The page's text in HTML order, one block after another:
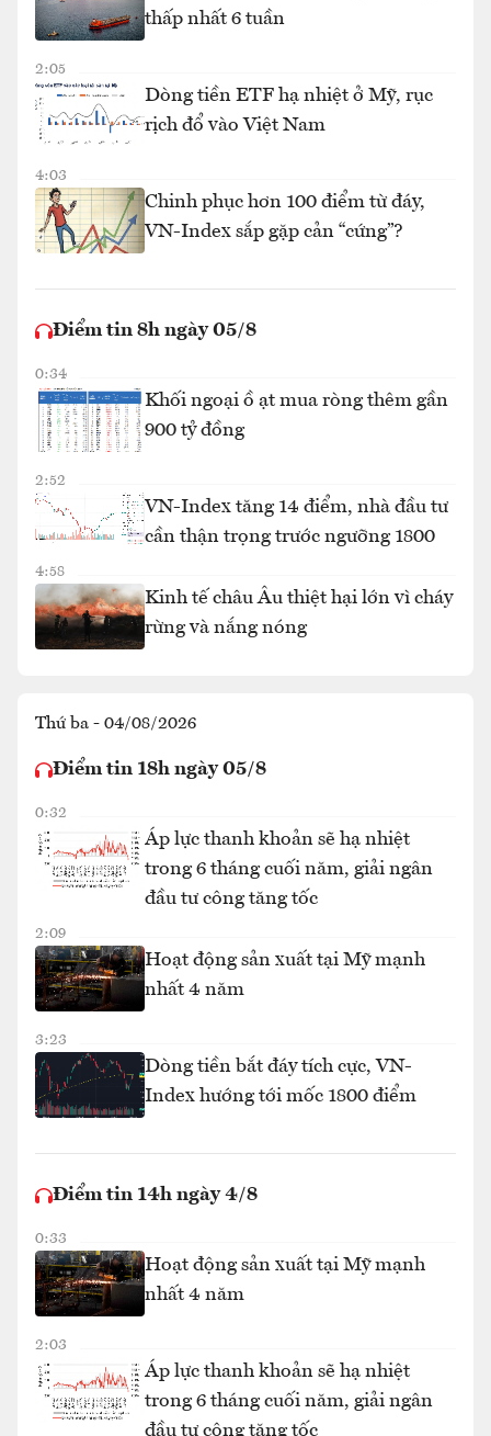
thấp nhất 6 tuần
2:05
Dòng tiền ETF hạ nhiệt ở Mỹ, rục
rịch đổ vào Việt Nam
4:03
Chinh phục hơn 100 điểm từ đáy,
VN-Index sắp gặp cản “cứng”?
Điểm tin 8h ngày 05/8
0:34
Khối ngoại ồ ạt mua ròng thêm gần
900 tỷ đồng
2:52
VN-Index tăng 14 điểm, nhà đầu tư
cần thận trọng trước ngưỡng 1800
4:58
Kinh tế châu Âu thiệt hại lớn vì cháy
rừng và nắng nóng
Thứ ba - 04/08/2026
Điểm tin 18h ngày 05/8
0:32
Áp lực thanh khoản sẽ hạ nhiệt
trong 6 tháng cuối năm, giải ngân
đầu tư công tăng tốc
2:09
Hoạt động sản xuất tại Mỹ mạnh
nhất 4 năm
3:23
Dòng tiền bắt đáy tích cực, VN-
Index hướng tới mốc 1800 điểm
Điểm tin 14h ngày 4/8
0:33
Hoạt động sản xuất tại Mỹ mạnh
nhất 4 năm
2:03
Áp lực thanh khoản sẽ hạ nhiệt
trong 6 tháng cuối năm, giải ngân
đầu tư công tăng tốc